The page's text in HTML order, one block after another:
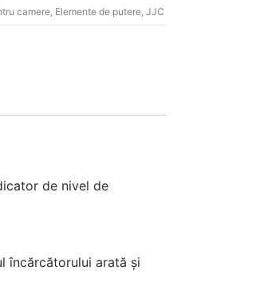
camere, Elemente de putere,JJC
de nivel de
încărcătorului arată și